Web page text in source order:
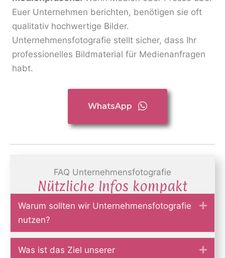
Euer Unternehmen berichten, benötigen sie oft
qualitativ hochwertige Bilder.
Unternehmensfotografie stellt sicher, dass Ihr
professionelles Bildmaterial für Medienanfragen
habt.
WhatsApp
FAQ Unternehmensfotografie
Nützliche Infos kompakt
Warum sollten wir Unternehmensfotografie
nutzen?
Was ist das Ziel unserer